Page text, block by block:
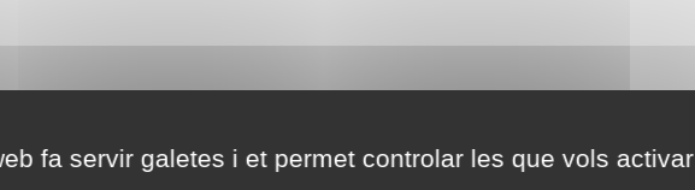
fa servir galetes i et permet controlar les que vols activar